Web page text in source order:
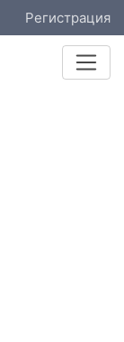
Регистрация